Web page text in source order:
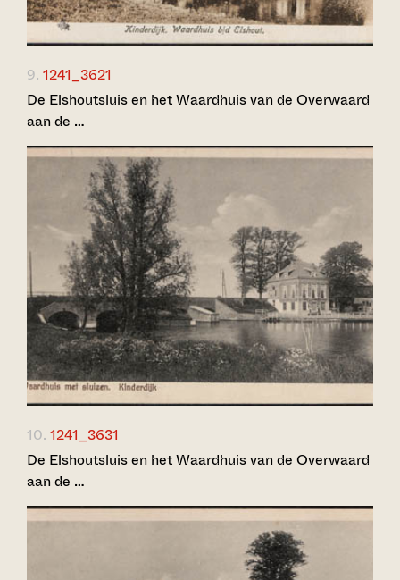
9. 1241_3621
De Elshoutsluis en het Waardhuis van de Overwaard
aan de …
10. 1241_3631
De Elshoutsluis en het Waardhuis van de Overwaard
aan de …